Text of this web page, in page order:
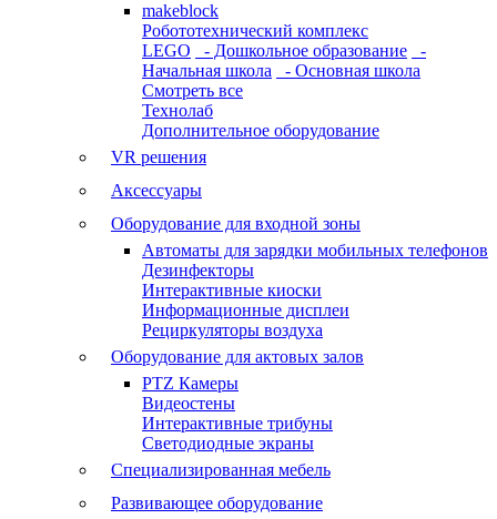
makeblock
Робототехнический комплекс
LEGO
- Дошкольное образование
-
Начальная школа
- Основная школа
Смотреть все
Технолаб
Дополнительное оборудование
VR решения
Аксессуары
Оборудование для входной зоны
Автоматы для зарядки мобильных телефонов
Дезинфекторы
Интерактивные киоски
Информационные дисплеи
Рециркуляторы воздуха
Оборудование для актовых залов
PTZ Камеры
Видеостены
Интерактивные трибуны
Светодиодные экраны
Специализированная мебель
Развивающее оборудование